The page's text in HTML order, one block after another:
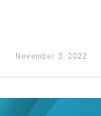
November 3, 2022